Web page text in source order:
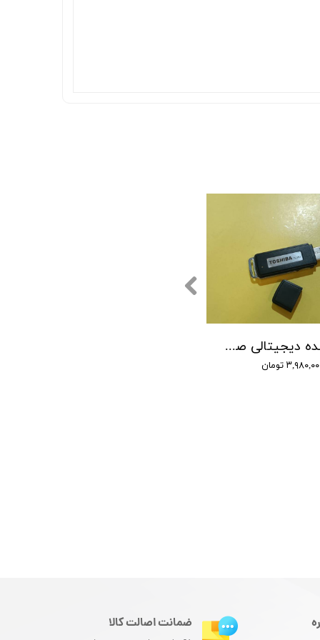
ضبط کننده دیجیتالی صدا توشیبا مدل Toshiba TS-3111 - حافظه 4 گیگ - شنود صدا
تومان
ضمانت اصالت کالا